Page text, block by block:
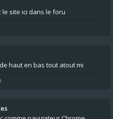
site ici dans le foru
haut en bas tout atout mi